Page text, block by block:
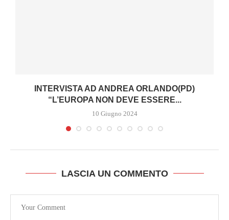
INTERVISTA AD ANDREA ORLANDO(PD)
“L’EUROPA NON DEVE ESSERE...
10 Giugno 2024
LASCIA UN COMMENTO